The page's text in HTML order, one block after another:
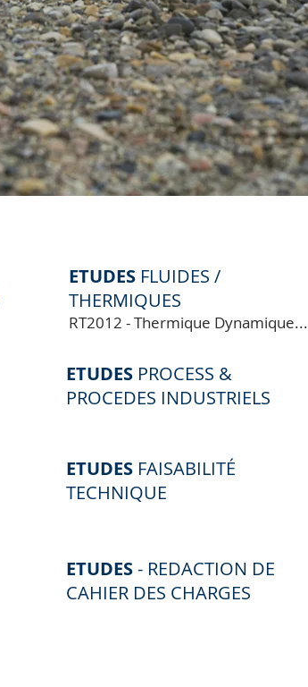
ETUDES FLUIDES /
THERMIQUES
RT2012 - Thermique Dynamique...
ETUDES PROCESS &
PROCEDES INDUSTRIELS
ETUDES FAISABILITÉ
TECHNIQUE
ETUDES- REDACTION DE
CAHIER DES CHARGES